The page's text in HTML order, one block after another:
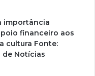
importância
financeiro aos
cultura Fonte:
de Notícias